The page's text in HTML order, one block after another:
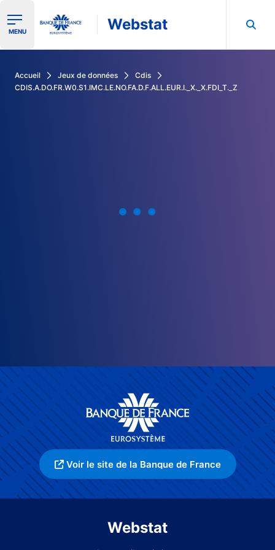
Ouvrir le menu de navigation
MENU Webstat
Accueil Jeux de données
Cdis
CDIS.A.DO.FR.W0.S1.IMC.LE.NO.FA.D.F.ALL.EUR.I._X._X.FDI_T._Z
Voir le site de la Banque de France
Webstat